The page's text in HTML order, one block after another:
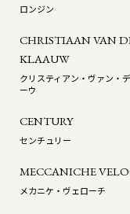
ロンジン
CHRISTIAAN VAN
KLAAUW
クリスティアン・ヴァン・
ーウ
CENTURY
センチュリー
MECCANICHE
メカニケ・ヴェローチ